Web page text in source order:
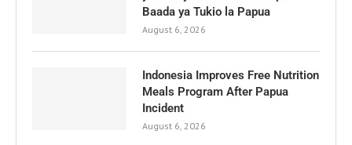
Baada ya Tukio la Papua
August 6, 2026
Indonesia Improves Free Nutrition
Meals Program After Papua
Incident
August 6, 2026